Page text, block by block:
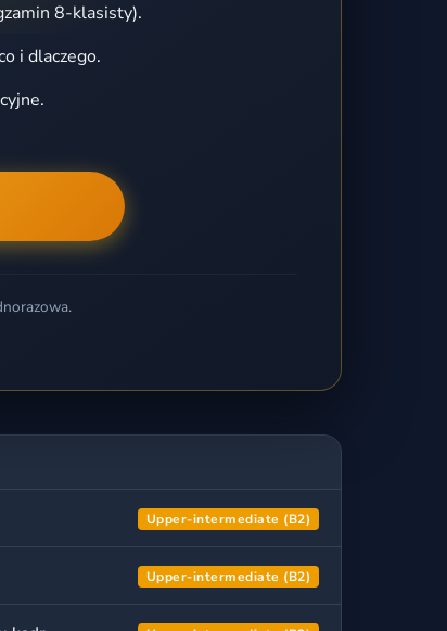
8-klasisty).
i dlaczego.
Upper-intermediate (B2)
Upper-intermediate (B2)